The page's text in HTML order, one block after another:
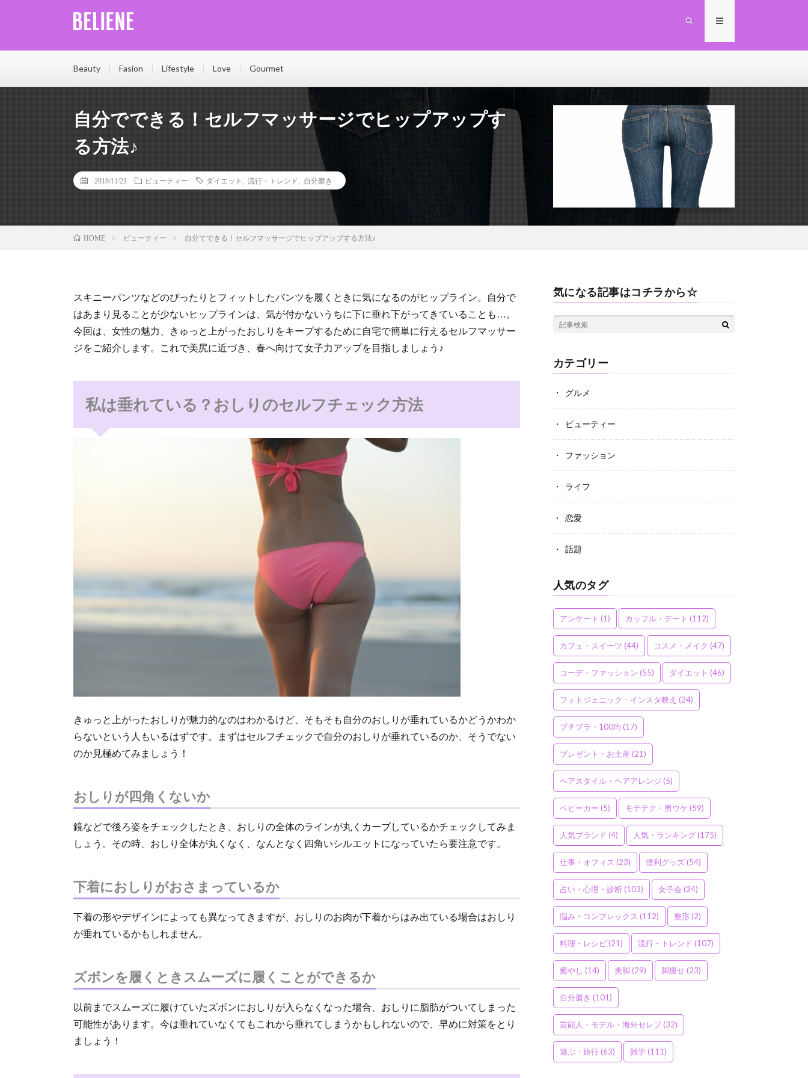
Beauty Fasion Lifestyle Love Gourmet
自分でできる！セルフマッサージでヒップアップす
る方法♪
2018/11/21 ビューティー ダイエット 流行・トレンド 自分磨き
HOME ビューティー 自分でできる！セルフマッサージでヒップアップする方法♪
スキニーパンツなどのぴったりとフィットしたパンツを履くときに気になるのがヒップライン。自分で
はあまり見ることが少ないヒップラインは、気が付かないうちに下に垂れ下がってきていることも…。
今回は、女性の魅力、きゅっと上がったおしりをキープするために自宅で簡単に行えるセルフマッサー
ジをご紹介します。これで美尻に近づき、春へ向けて女子力アップを目指しましょう♪
私は垂れている？おしりのセルフチェック方法
きゅっと上がったおしりが魅力的なのはわかるけど、そもそも自分のおしりが垂れているかどうかわか
らないという人もいるはずです。まずはセルフチェックで自分のおしりが垂れているのか、そうでない
のか見極めてみましょう！
おしりが四角くないか
鏡などで後ろ姿をチェックしたとき、おしりの全体のラインが丸くカーブしているかチェックしてみま
しょう。その時、おしり全体が丸くなく、なんとなく四角いシルエットになっていたら要注意です。
下着におしりがおさまっているか
下着の形やデザインによっても異なってきますが、おしりのお肉が下着からはみ出ている場合はおしり
が垂れているかもしれません。
ズボンを履くときスムーズに履くことができるか
以前までスムーズに履けていたズボンにおしりが入らなくなった場合、おしりに脂肪がついてしまった
可能性があります。今は垂れていなくてもこれから垂れてしまうかもしれないので、早めに対策をとり
ましょう！
気になる記事はコチラから☆
カテゴリー
グルメ
ビューティー
ファッション
ライフ
恋愛
話題
人気のタグ
アンケート (1) カップル・デート (112)
カフェ・スイーツ (44) コスメ・メイク (47)
コーデ・ファッション (55) ダイエット (46)
フォトジェニック・インスタ映え (24)
プチプラ・100均 (17)
プレゼント・お土産 (21)
ヘアスタイル・ヘアアレンジ (5)
ベビーカー (5) モテテク・男ウケ (59)
人気ブランド (4) 人気・ランキング(175)
仕事・オフィス (23) 便利グッズ(54)
占い・心理・診断(103) 女子会 (24)
悩み・コンプレックス (112) 整形(2)
料理・レシピ(21) 流行・トレンド (107)
癒やし (14) 美脚 (29) 脚痩せ(23)
自分磨き (101)
芸能人・モデル・海外セレブ(32)
遊ぶ・旅行(63) 雑学(111)